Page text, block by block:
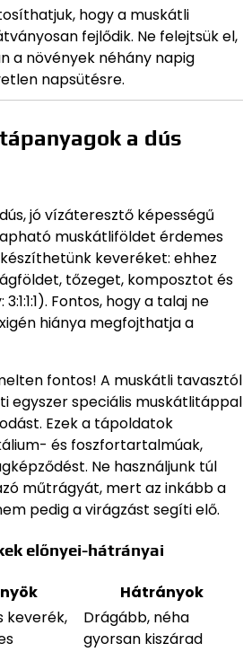
hogy a muskátli
fejlődik. Ne felejtsük el,
a növények néhány napig
napsütésre.
a dús
jó vízáteresztő képességű
muskátliföldet érdemes
keveréket: ehhez
tőzeget, komposztot és
Fontos, hogy a talaj ne
hiánya megfojthatja a
fontos! A muskátli tavasztól
egyszer speciális muskátlitáppal
Ezek a tápoldatok
és foszfortartalmúak,
Ne használjunk túl
műtrágyát, mert az inkább a
pedig a virágzást segíti elő.
előnyei-hátrányai
Hátrányok
keverék,
Drágább, néha
gyorsan kiszárad